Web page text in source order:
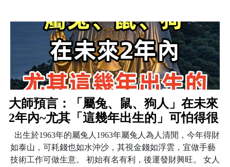
大師預言：「屬兔、鼠、狗人」在未來
2年內~尤其「這幾年出生的」可怕得很
出生於1963年的屬兔人1963年屬兔人為人清閒，今年得財
如泰山，可耗錢也如水沖沙，其視金錢如浮雲，宜做手藝
技術工作可做生意。 初始有名有利，後運發財興旺。 女人